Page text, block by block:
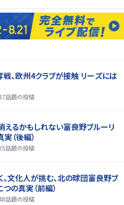
、欧州4クラブが接触 リーズには
話題の投稿
えるかもしれない――富良野ブルーリ
（後編）
話題の投稿
。文化人が挑む、北の球団――富良野ブ
の真実（前編）
話題の投稿